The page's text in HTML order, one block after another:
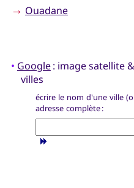
→ Ouadane
• Google: image satellite
villes
écrire le nom d'une ville
adresse complète :